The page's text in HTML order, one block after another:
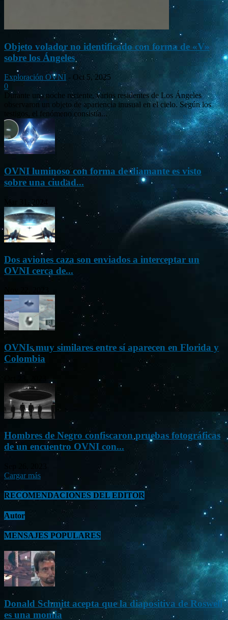
Objeto volador no identificado con forma de «V»
sobre los Ángeles
Exploración OVNI - Oct 5, 2025
0
Durante una noche reciente, varios residentes de Los Ángeles
observaron un objeto de apariencia inusual en el cielo. Según los
testigos, el fenómeno consistía...
OVNI luminoso con forma de diamante es visto
sobre una ciudad...
Dos aviones caza son enviados a interceptar un
OVNI cerca de...
OVNIs muy similares entre sí aparecen en Florida y
Colombia
Hombres de Negro confiscaron pruebas fotográficas
de un encuentro OVNI con...
Cargar más
RECOMENDACIONES DEL EDITOR
Autor
MENSAJES POPULARES
Donald Schmitt acepta que la diapositiva de Roswell
es una momia